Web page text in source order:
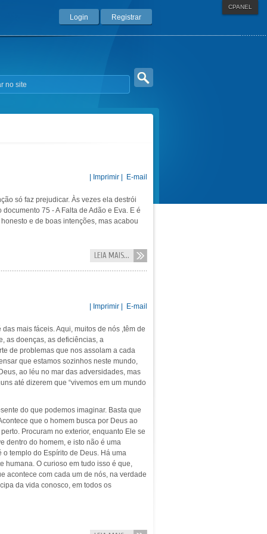
Login Registrar
CPANEL
| Imprimir | E-mail
só faz prejudicar. Às vezes ela destrói
75 - A Falta de Adão e Eva. E é
e de boas intenções, mas acabou
LEIA MAIS...
| Imprimir | E-mail
mais fáceis. Aqui, muitos de nós ,têm de
as doenças, as deficiências, a
de problemas que nos assolam a cada
que estamos sozinhos neste mundo,
ao léu no mar das adversidades, mas
até dizerem que “vivemos em um mundo
do que podemos imaginar. Basta que
que o homem busca por Deus ao
Procuram no exterior, enquanto Ele se
dentro do homem, e isto não é uma
templo do Espírito de Deus. Há uma
humana. O curioso em tudo isso é que,
acontece com cada um de nós, na verdade
da vida conosco, em todos os